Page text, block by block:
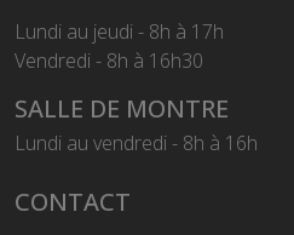
Lundi au jeudi - 8h à 17h
Vendredi - 8h à 16h30
SALLE DE MONTRE
Lundi au vendredi - 8h à 16h
CONTACT